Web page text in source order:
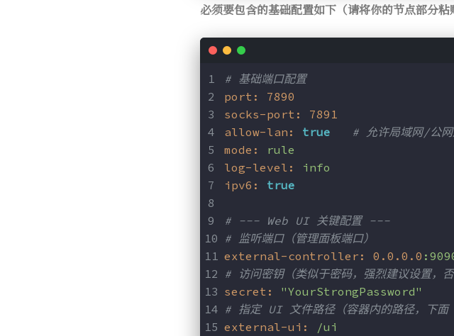
必须要包含的基础配置如下（请将你的节点部分粘
# 基础端口配置
port:
7890
socks-port:
7891
allow-lan:
true
# 允许局域网/公网
mode:
rule
log-level:
info
ipv6:
true
# --- Web UI 关键配置 ---
# 监听端口（管理面板端口）
external-controller:
0.0 .0 .0
# 访问密钥（类似于密码，强烈建议设置，否
secret:
"YourStrongPassword"
# 指定 UI 文件路径（容器内的路径，下
external-ui:
/ui